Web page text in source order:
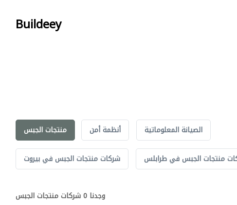
Buildeey
منتجات الجبس أنظمة أمن الصيانة المعلوماتية
شركات منتجات الجبس في بيروت منتجات الجبس في طرابلس
وجدنا 0 شركات منتجات الجبس